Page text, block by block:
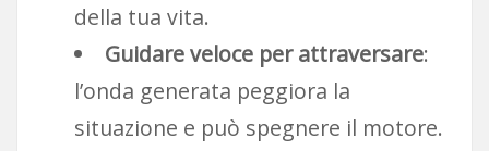
della tua vita.
Guidare veloce per attraversare:
l’onda generata peggiora la
situazione e può spegnere il motore.